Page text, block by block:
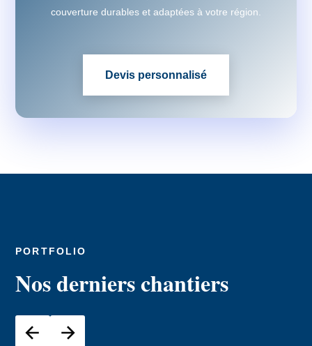
couverture durables et adaptées à votre région.
Devis personnalisé
PORTFOLIO
Nos derniers chantiers